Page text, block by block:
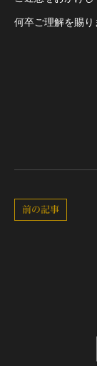
何卒ご理解を賜り
前の記事